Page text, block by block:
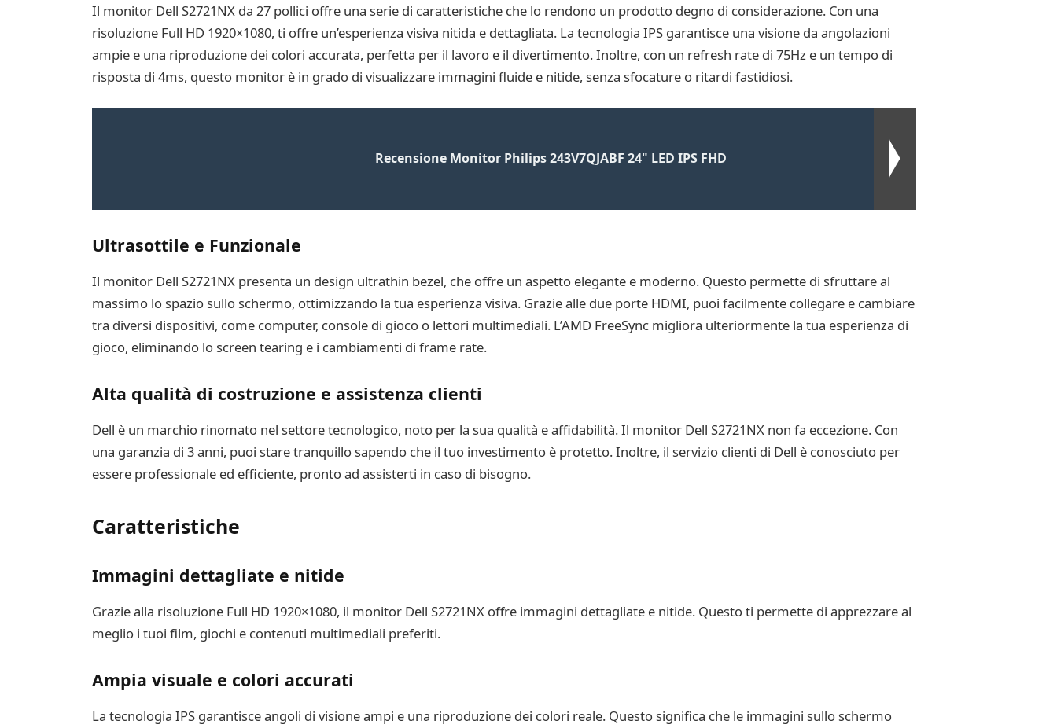
Il monitor Dell S2721NX da 27 pollici offre una serie di caratteristiche che lo rendono un prodotto degno di considerazione. Con una
risoluzione Full HD 1920×1080, ti offre un’esperienza visiva nitida e dettagliata. La tecnologia IPS garantisce una visione da angolazioni
ampie e una riproduzione dei colori accurata, perfetta per il lavoro e il divertimento. Inoltre, con un refresh rate di 75Hz e un tempo di
risposta di 4ms, questo monitor è in grado di visualizzare immagini fluide e nitide, senza sfocature o ritardi fastidiosi.
Recensione Monitor Philips 243V7QJABF 24" LED IPS FHD
Ultrasottile e Funzionale
Il monitor Dell S2721NX presenta un design ultrathin bezel, che offre un aspetto elegante e moderno. Questo permette di sfruttare al
massimo lo spazio sullo schermo, ottimizzando la tua esperienza visiva. Grazie alle due porte HDMI, puoi facilmente collegare e cambiare
tra diversi dispositivi, come computer, console di gioco o lettori multimediali. L’AMD FreeSync migliora ulteriormente la tua esperienza di
gioco, eliminando lo screen tearing e i cambiamenti di frame rate.
Alta qualità di costruzione e assistenza clienti
Dell è un marchio rinomato nel settore tecnologico, noto per la sua qualità e affidabilità. Il monitor Dell S2721NX non fa eccezione. Con
una garanzia di 3 anni, puoi stare tranquillo sapendo che il tuo investimento è protetto. Inoltre, il servizio clienti di Dell è conosciuto per
essere professionale ed efficiente, pronto ad assisterti in caso di bisogno.
Caratteristiche
Immagini dettagliate e nitide
Grazie alla risoluzione Full HD 1920×1080, il monitor Dell S2721NX offre immagini dettagliate e nitide. Questo ti permette di apprezzare al
meglio i tuoi film, giochi e contenuti multimediali preferiti.
Ampia visuale e colori accurati
La tecnologia IPS garantisce angoli di visione ampi e una riproduzione dei colori reale. Questo significa che le immagini sullo schermo